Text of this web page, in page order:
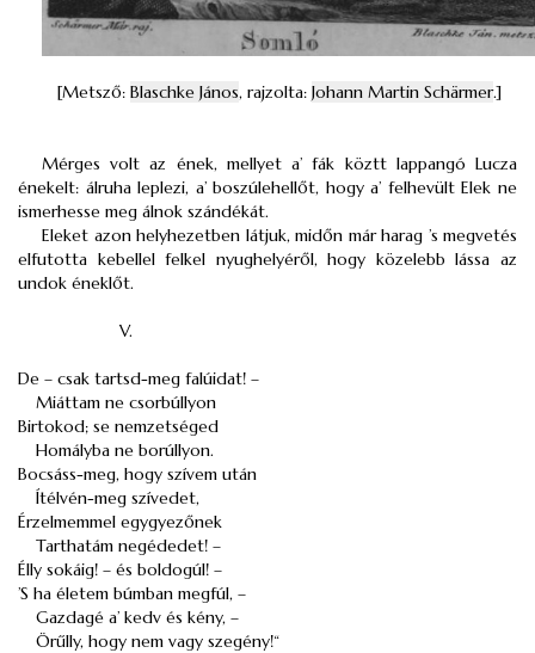
[Metsző: Blaschke János, rajzolta: Johann Martin Schärmer.]
Mérges volt az ének, mellyet a’ fák köztt lappangó Lucza
énekelt: álruha leplezi, a’ boszúlehellőt, hogy a’ felhevült Elek ne
ismerhesse meg álnok szándékát.
Eleket azon helyhezetben látjuk, midőn már harag ’s megvetés
elfutotta kebellel felkel nyughelyéről, hogy közelebb lássa az
undok éneklőt.
V.
De – csak tartsd-meg falúidat! –
Miáttam ne csorbúllyon
Birtokod; se nemzetséged
Homályba ne borúllyon.
Bocsáss-meg, hogy szívem után
Ítélvén-meg szívedet,
Érzelmemmel egygyezőnek
Tarthatám negédedet! –
Élly sokáig! – és boldogúl! –
’S ha életem búmban megfúl, –
Gazdagé a’ kedv és kény, –
Örűlly, hogy nem vagy szegény!“